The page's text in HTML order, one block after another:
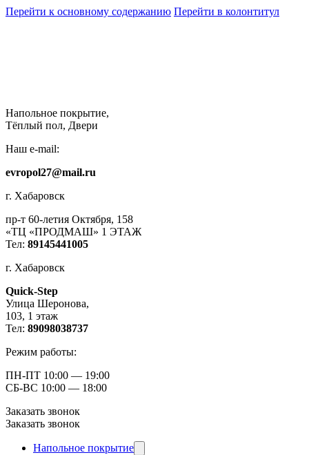
Перейти к основному содержанию Перейти в колонтитул
Напольное покрытие,
Тёплый пол, Двери
Наш e-mail:
evropol27@mail.ru
г. Хабаровск
пр-т 60-летия Октября, 158
«ТЦ «ПРОДМАШ» 1 ЭТАЖ
Тел: 89145441005
г. Хабаровск
Quick-Step
​Улица Шеронова,
103, ​1 этаж
Тел: 89098038737
Режим работы:
ПН-ПТ 10:00 — 19:00
СБ-ВС 10:00 — 18:00
Заказать звонок
Заказать звонок
Напольное покрытие